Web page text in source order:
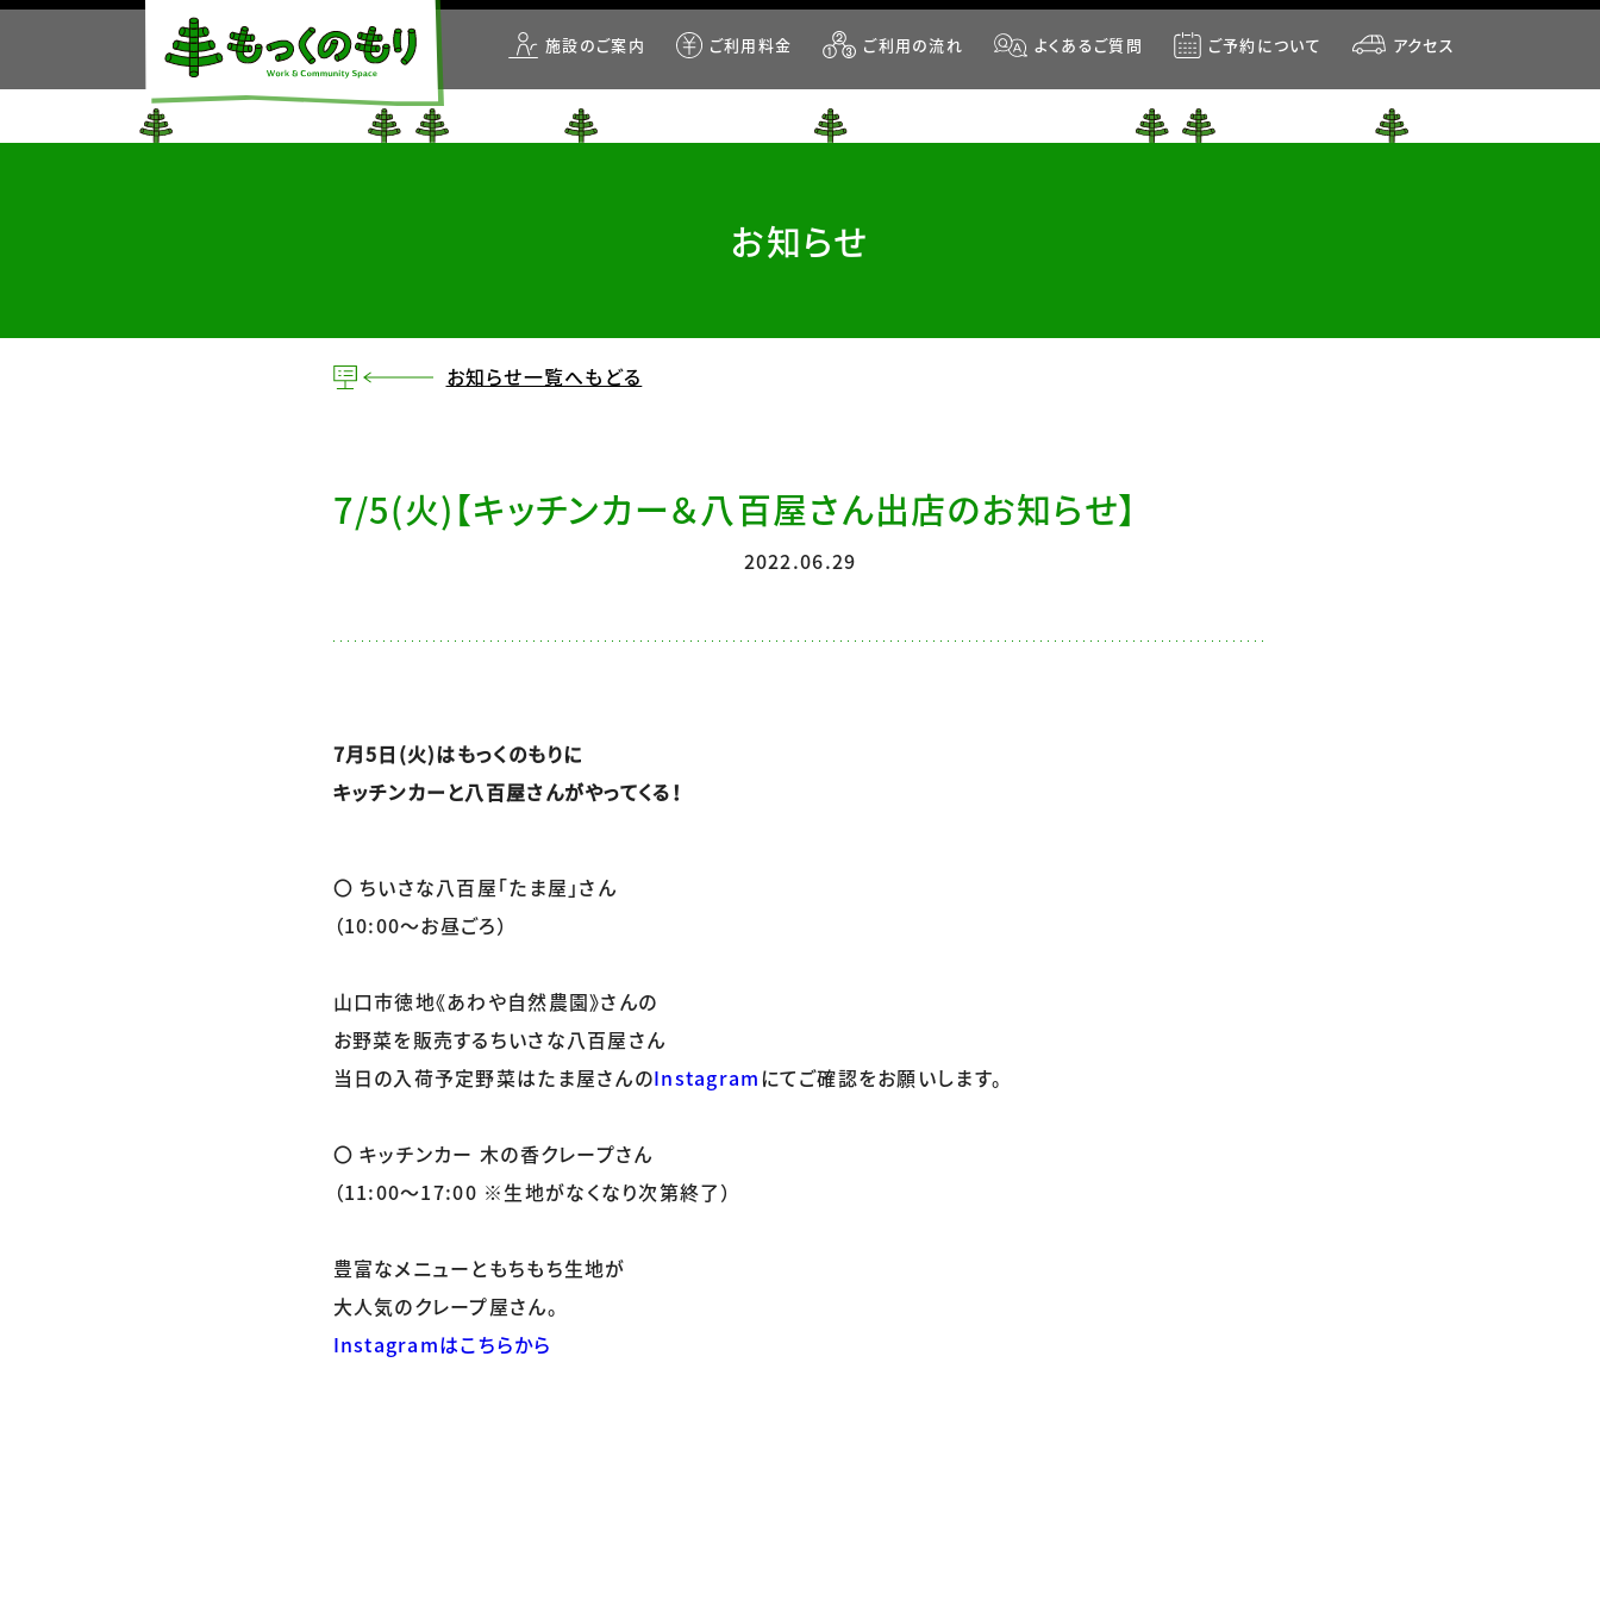
施設のご案内 ご利用料金 ご利用の流れ よくあるご質問 ご予約について アクセス
お知らせ
お知らせ一覧へもどる
7/5(火)【キッチンカー＆八百屋さん出店のお知らせ】
2022.06.29
7月5日(火)はもっくのもりに
キッチンカーと八百屋さんがやってくる！
〇 ちいさな八百屋「たま屋」さん
（10:00～お昼ごろ）
山口市徳地《あわや自然農園》さんの
お野菜を販売するちいさな八百屋さん
当日の入荷予定野菜はたま屋さんのInstagramにてご確認をお願いします。
〇 キッチンカー 木の香クレープさん
（11:00～17:00 ※生地がなくなり次第終了）
豊富なメニューともちもち生地が
大人気のクレープ屋さん。
Instagramはこちらから